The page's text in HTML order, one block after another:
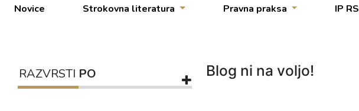
Novice Strokovna literatura Pravna praksa IP RS
RAZVRSTI PO Blog ni na voljo!